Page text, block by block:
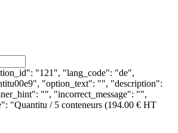
"121", "lang_code": "de",
"option_text": "", "description":
"", "incorrect_message": "",
"Quantitu / 5 conteneurs (194.00 € HT